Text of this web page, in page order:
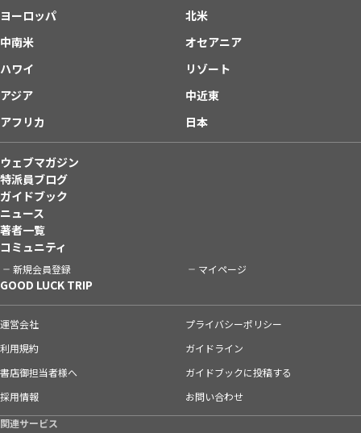
ヨーロッパ
北米
中南米
オセアニア
ハワイ
リゾート
アジア
中近東
アフリカ
日本
ウェブマガジン
特派員ブログ
ガイドブック
ニュース
著者一覧
コミュニティ
新規会員登録 マイページ
GOOD LUCK TRIP
運営会社
プライバシーポリシー
利用規約
ガイドライン
書店御担当者様へ
ガイドブックに投稿する
採用情報
お問い合わせ
関連サービス